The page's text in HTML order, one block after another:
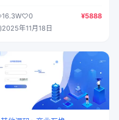
16.3W 0
¥5888
2025年11月18日